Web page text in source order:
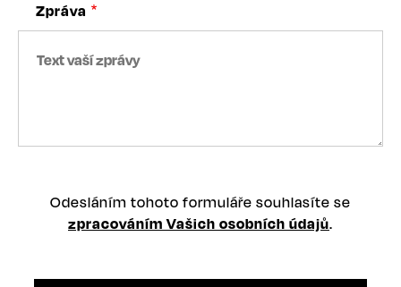
Zpráva
Odesláním tohoto formuláře souhlasíte se
zpracováním Vašich osobních údajů.